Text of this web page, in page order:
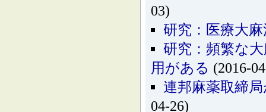
03)
研究：医療大
研究：頻繁な
用がある (2016-
連邦麻薬取締
04-26)